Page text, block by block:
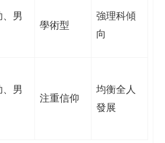
、男
學術型
強理科傾
向
、男
注重信仰
均衡全人
發展